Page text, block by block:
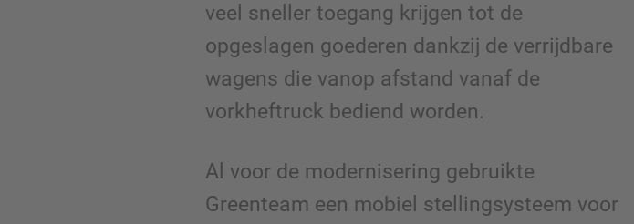
veel sneller toegang krijgen tot de
opgeslagen goederen dankzij de verrijdbare
wagens die vanop afstand vanaf de
vorkheftruck bediend worden.
Al voor de modernisering gebruikte
Greenteam een mobiel stellingsysteem voor